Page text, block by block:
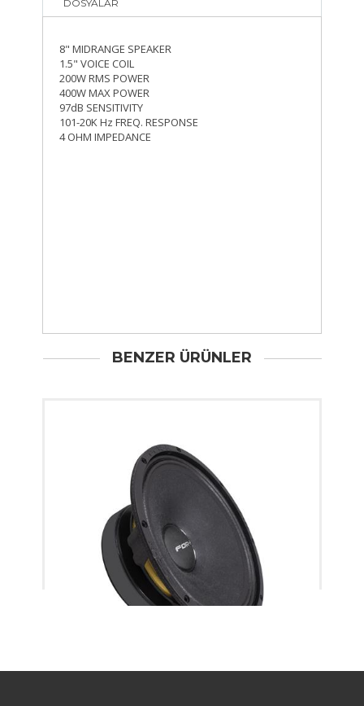
DOSYALAR
8" MIDRANGE SPEAKER
1.5" VOICE COIL
200W RMS POWER
400W MAX POWER
97dB SENSITIVITY
101-20K Hz FREQ. RESPONSE
4 OHM IMPEDANCE
BENZER ÜRÜNLER